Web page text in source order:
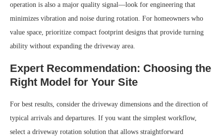
operation is also a major quality signal—look for engineering that
minimizes vibration and noise during rotation. For homeowners who
value space, prioritize compact footprint designs that provide turning
ability without expanding the driveway area.
Expert Recommendation: Choosing the
Right Model for Your Site
For best results, consider the driveway dimensions and the direction of
typical arrivals and departures. If you want the simplest workflow,
select a driveway rotation solution that allows straightforward